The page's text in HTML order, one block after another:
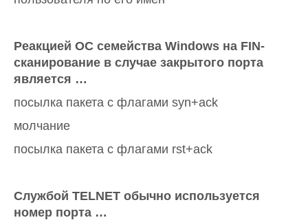
Реакцией ОС семейства Windows на FIN-
сканирование в случае закрытого порта
является …
посылка пакета с флагами syn+ack
молчание
посылка пакета с флагами rst+ack
Службой TELNET обычно используется
номер порта …